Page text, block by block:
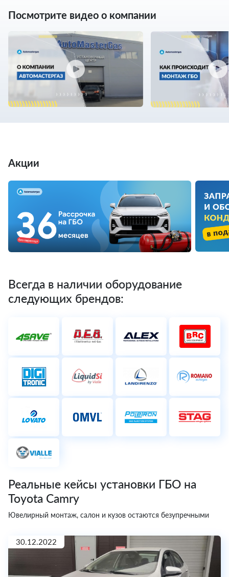
Посмотрите видео о компании
Акции
Всегда в наличии оборудование
следующих брендов:
Реальные кейсы установки ГБО на
Toyota Camry
Ювелирный монтаж, салон и кузов остаются безупречными
30.12.2022